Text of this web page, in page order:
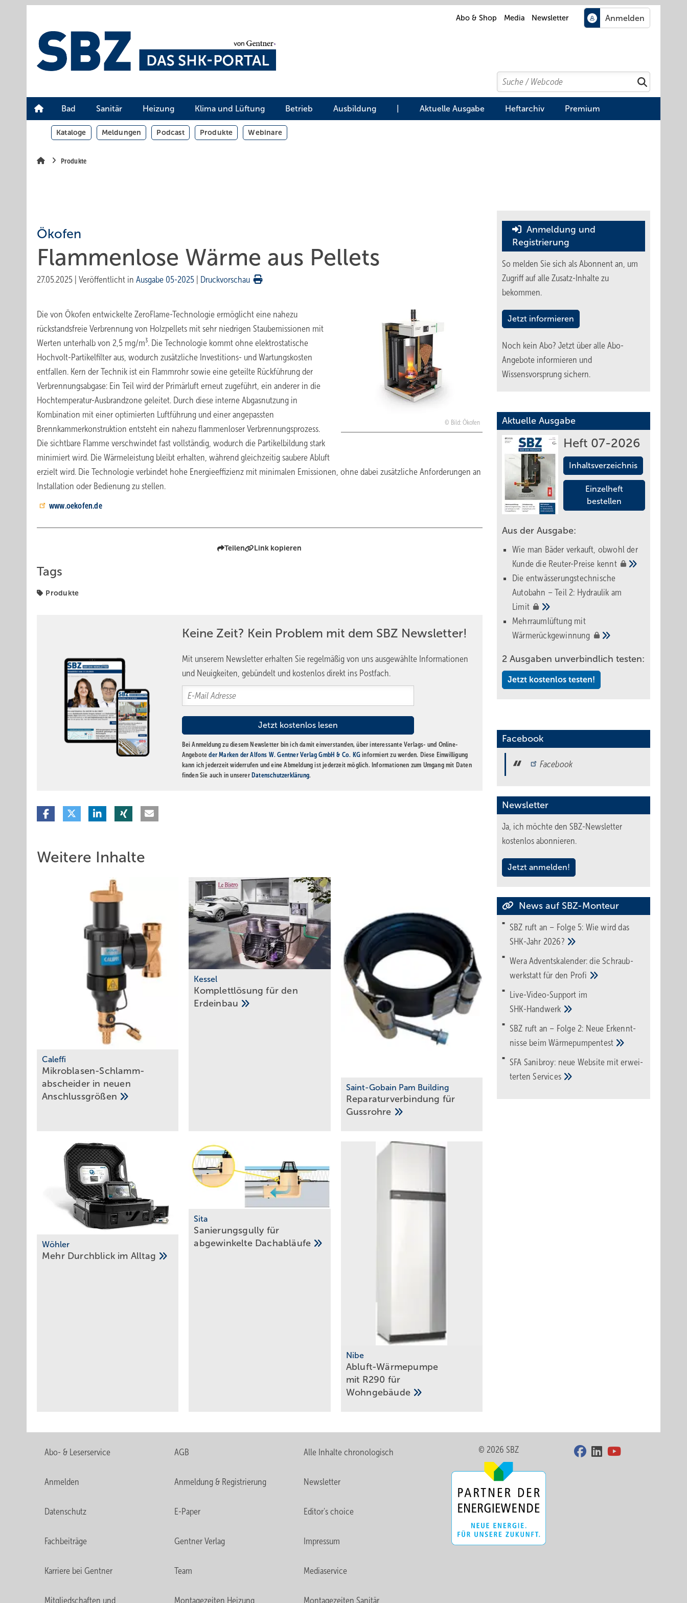
Abo & Shop Media Newsletter
Search
Suchen
Bad Sanitär Heizung Klima und Lüftung Betrieb Ausbildung Aktuelle Ausgabe Heftarchiv Premium
Kataloge Meldungen Podcast Produkte Webinare
Produkte
Ökofen
Flammenlose Wärme aus Pellets
27.05.2025 Veröffentlicht in Ausgabe 05-2025 Druckvorschau
Bild: Ökofen
Die von Ökofen entwickelte ­ZeroFlame-Technologie ermöglicht eine nahezu
rückstandsfreie Verbrennung von Holzpellets mit sehr niedrigen Staubemissionen mit
Werten unterhalb von 2,5 ­mg/m³. Die Technologie kommt ohne elektrostatische
Hochvolt-Partikelfilter aus, wodurch zusätzliche Investitions- und Wartungskosten
entfallen. Kern der Technik ist ein Flammrohr sowie eine geteilte Rückführung der
Verbrennungsabgase: Ein Teil wird der Primärluft erneut zugeführt, ein anderer in die
Hochtemperatur-Ausbrandzone geleitet. Durch diese interne Abgasnutzung in
Kombination mit einer optimierten Luftführung und einer angepassten
Brennkammerkonstruktion entsteht ein nahezu flammenloser Verbrennungsprozess.
Die sichtbare Flamme verschwindet fast vollständig, wodurch die Partikelbildung stark
minimiert wird. Die Wärmeleistung bleibt erhalten, während gleichzeitig saubere Abluft
erzielt wird. Die Technologie verbindet hohe Energieeffizienz mit minimalen Emissionen, ohne dabei zusätzliche Anforderungen an
Installation oder Bedienung zu stellen.
www.oekofen.de
Teilen Link kopieren
Tags
Produkte
Keine Zeit? Kein Problem mit dem SBZ Newsletter!
Mit unserem Newsletter erhalten Sie regelmäßig von uns ausgewählte Informationen
und Neuigkeiten, gebündelt und kostenlos direkt ins Postfach.
Bei Anmeldung zu diesem Newsletter bin ich damit einverstanden, über interessante Verlags- und Online-
Angeboteder Marken der Alfons W. Gentner Verlag GmbH & Co. KG informiert zu werden. Diese Einwilligung
kann ich jederzeit widerrufen und eine Abmeldung ist jederzeit möglich. Informationen zum Umgang mit Daten
finden Sie auch in unserer Datenschutzerklärung.
Weitere Inhalte
Caleffi
Mikr oblasen-Schlamm­
abscheider in neuen
Anschlussgrößen
Kessel
Komplettlösung für den
Erdeinbau
Saint-Gobain Pam Building
Reparaturverbindung für
Gussrohre
Wöhler
Mehr Durchblick im Alltag
Sita
Sanierungsgully für
abgewinkelte Dachabläufe
Nibe
Abluft-Wärmepumpe
mit R290 für
Wohngebäude
Anmeldung und
Registrierung
So melden Sie sich als Abonnent an, um
Zugriff auf alle Zusatz-Inhalte zu
bekommen.
Jetzt informieren
Noch kein Abo? Jetzt über alle Abo-
Angebote informieren und
Wissensvorsprung sichern.
Aktuelle Ausgabe
Heft 07-2026
Inhaltsverzeichnis
Einzelheft
bestellen
Aus der Ausgabe:
Wie man Bäder verkauft, obwohl der
Kunde die Reuter-Preise kennt
Die entwässerungstechnische
Autobahn – Teil 2: Hydraulik am
Limit
Mehrraumlüftung mit
Wärmerückgewinnung
2 Ausgaben unverbindlich testen:
Jetzt kostenlos testen!
Facebook
Facebook
Newsletter
Ja, ich möchte den SBZ-Newsletter
kostenlos abonnieren.
Jetzt anmelden!
News auf SBZ-Monteur
SBZ ruft an – Folge 5: Wie wird das
SHK-Jahr 2026?
Wera Adventskalender: die Schraub­
werk­statt für den Pro­fi
Live-Video-Support im
SHK-Handwerk
SBZ ruft an – Folge 2: Neue Erkennt­
nisse beimWärme­pumpen­test
SFA Sanibroy: neue Web­site mit erwei­
tertenServices
Abo- & Leserservice AGB Alle Inhalte chronologisch
Anmelden Anmeldung & Registrierung Newsletter
Datenschutz E-Paper Editor's choice
Fachbeiträge Gentner Verlag Impressum
Karriere bei Gentner Team Mediaservice
Mitgliedschaften und Montagezeiten Heizung Montagezeiten Sanitär
© 2026 SBZ